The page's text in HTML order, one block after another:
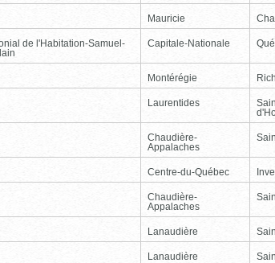
Mauricie
de l'Habitation-Samuel-
Capitale-Nationale
Montérégie
Laurentides
Chaudière-
Appalaches
Centre-du-Québec
Chaudière-
Appalaches
Lanaudière
Lanaudière